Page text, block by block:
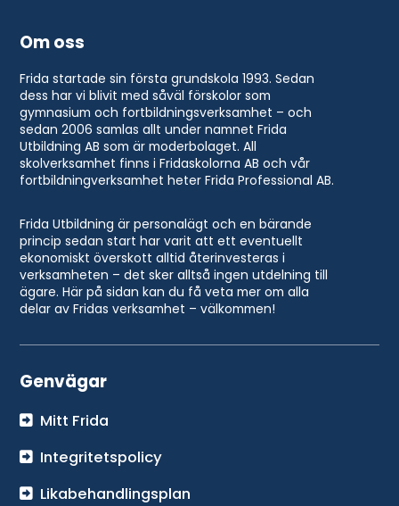
Om oss
Frida startade sin första grundskola 1993. Sedan
dess har vi blivit med såväl förskolor som
gymnasium och fortbildningsverksamhet – och
sedan 2006 samlas allt under namnet Frida
Utbildning AB som är moderbolaget. All
skolverksamhet finns i Fridaskolorna AB och vår
fortbildningverksamhet heter Frida Professional AB.
Frida Utbildning är personalägt och en bärande
princip sedan start har varit att ett eventuellt
ekonomiskt överskott alltid återinvesteras i
verksamheten – det sker alltså ingen utdelning till
ägare. Här på sidan kan du få veta mer om alla
delar av Fridas verksamhet – välkommen!
Genvägar
Mitt Frida
Integritetspolicy
Likabehandlingsplan